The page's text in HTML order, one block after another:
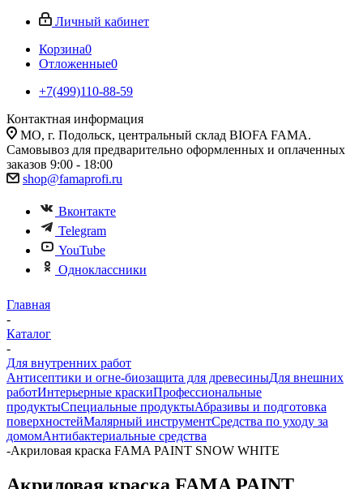
Личный кабинет
Корзина0
Отложенные0
+7(499)110-88-59
Контактная информация
МО, г. Подольск, центральный склад BIOFA FAMA.
Самовывоз для предварительно оформленных и оплаченных
заказов 9:00 - 18:00
shop@famaprofi.ru
Вконтакте
Telegram
YouTube
Одноклассники
Главная
-
Каталог
-
Для внутренних работ
Антисептики и огне-биозащита для древесиныДля внешних
работИнтерьерные краскиПрофессиональные
продуктыСпециальные продуктыАбразивы и подготовка
поверхностейМалярный инструментСредства по уходу за
домомАнтибактериальные средства
-Акриловая краска FAMA PAINT SNOW WHITE
Акриловая краска FAMA PAINT